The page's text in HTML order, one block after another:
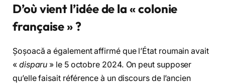
D’où vient l’idée de la « colonie
française » ?
Șoșoacă a également affirmé que l’État roumain avait
« disparu » le 5 octobre 2024. On peut supposer
qu’elle faisait référence à un discours de l’ancien